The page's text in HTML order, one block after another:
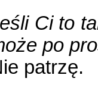
Ci to
po
patrzę.